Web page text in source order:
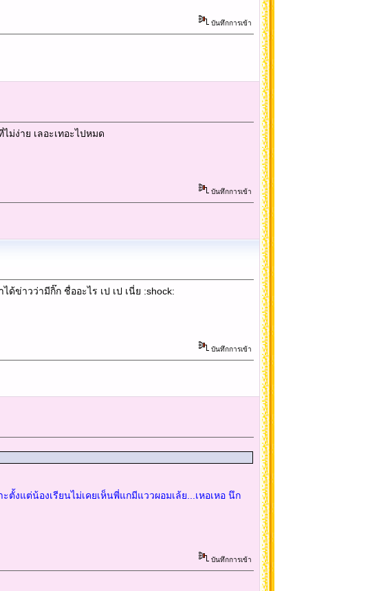
บันทึกการเข้า
ม่ง่าย เลอะเทอะไปหมด
บันทึกการเข้า
ข่าวว่ามีกิ๊ก ชื่ออะไร เป เป เนี่ย :shock:
บันทึกการเข้า
งแต่น้องเรียนไม่เคยเห็นพี่แกมีแววผอมเล้ย...เหอเหอ นึก
บันทึกการเข้า